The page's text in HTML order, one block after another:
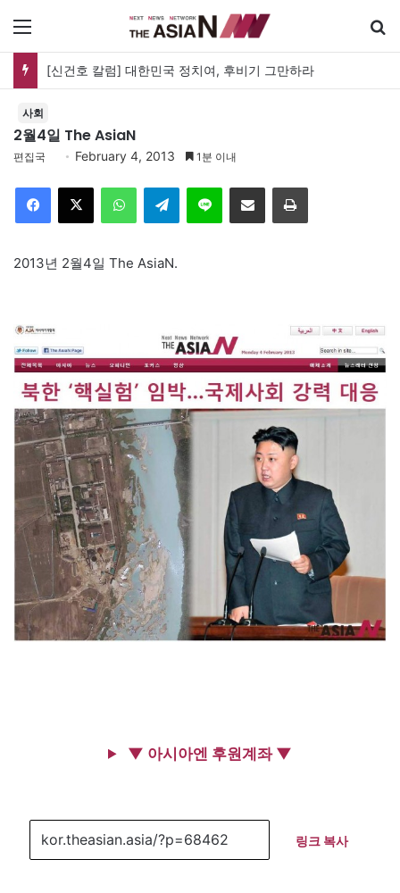
[신건호 칼럼] 대한민국 정치여, 후비기 그만하라
사회
2월4일 The AsiaN
편집국 February 4, 2013 1분 이내
Telegram 이메일
2013년 2월4일 The AsiaN.
▼ 아시아엔 후원계좌 ▼
링크 복사